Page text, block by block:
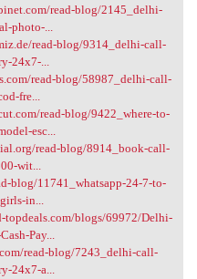
read-blog/2145_delhi-
photo-...
read-blog/9314_delhi-call-
24x7-...
read-blog/58987_delhi-call-
fre...
read-blog/9422_where-to-
esc...
read-blog/8914_book-call-
wit...
blog/11741_whatsapp-24-7-to-
in...
topdeals.com/blogs/69972/Delhi-
Pay...
read-blog/7243_delhi-call-
24x7-a...